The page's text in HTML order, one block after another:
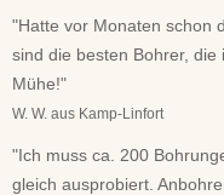
"Hatte vor Monaten schon
sind die besten Bohrer,
Mühe!"
W. W. aus Kamp-Linfort
"Ich muss ca. 200
gleich ausprobiert.